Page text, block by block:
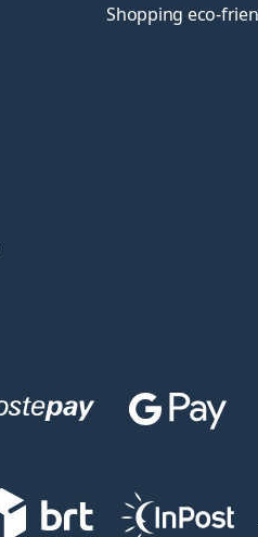
Shopping eco-